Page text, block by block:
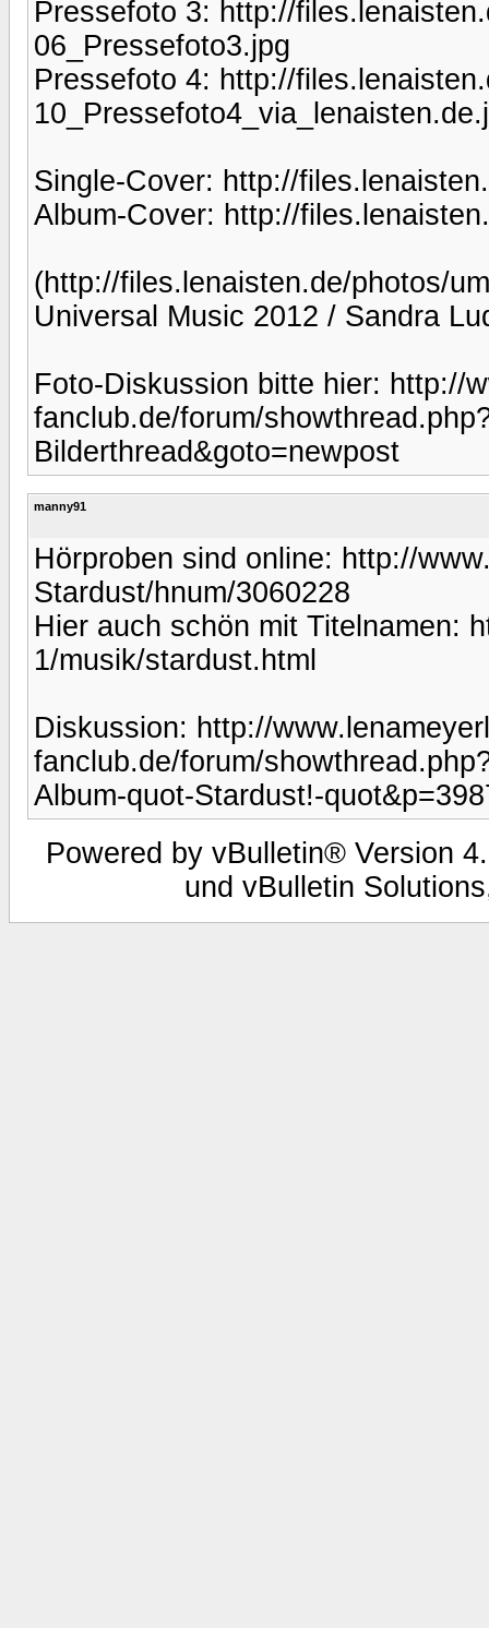
Pressefoto 3: http://
06_Pressefoto3.jpg
Pressefoto 4: http://
Single-Cover: http://
Album-Cover: http://
(http://files.lenaisten.de/photos/
Universal Music 2012 / Sandra
Foto-Diskussion bitte hier: http://
fanclub.de/forum/
Bilderthread&goto=newpost
manny91
Hörproben sind online: http://
Stardust/hnum/3060228
Hier auch schön mit Titelnamen:
1/musik/stardust.html
Diskussion: http://
fanclub.de/forum/
Album-quot-Stardust!-
Powered by vBulletin® Version
und vBulletin